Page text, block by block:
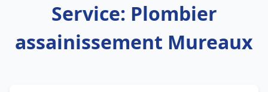
Service: Plombier
assainissement Mureaux